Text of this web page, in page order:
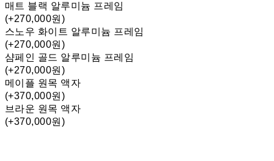
매트 블랙 알루미늄 프레임
(+270,000원)
스노우 화이트 알루미늄 프레임
(+270,000원)
샴페인 골드 알루미늄 프레임
(+270,000원)
메이플 원목 액자
(+370,000원)
브라운 원목 액자
(+370,000원)